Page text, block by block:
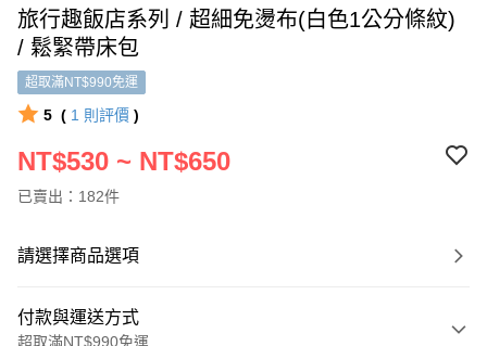
旅行趣飯店系列 / 超細免燙布(白色1公分條紋)
/ 鬆緊帶床包
超取滿NT$990免運
5 ( 1 則評價 )
NT$530 ~ NT$650
已賣出：182件
請選擇商品選項
付款與運送方式
超取滿NT$990免運